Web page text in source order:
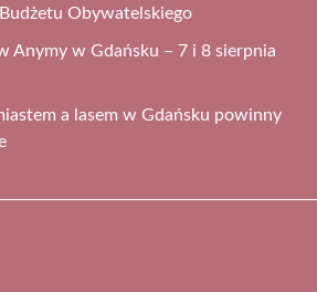
Obywatelskiego
Anymy w Gdańsku – 7 i 8 sierpnia
a lasem w Gdańsku powinny